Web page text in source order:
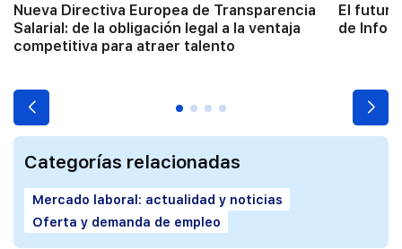
Nueva Directiva Europea de Transparencia
Salarial: de la obligación legal a la ventaja
competitiva para atraer talento
El
de
Categorías relacionadas
Mercado laboral: actualidad y noticias
Oferta y demanda de empleo